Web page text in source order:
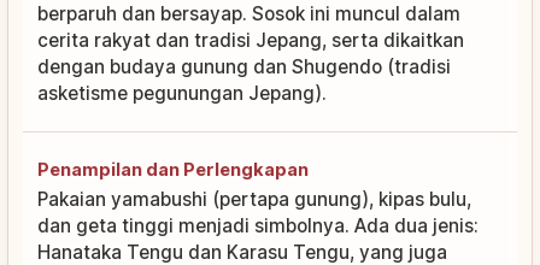
berparuh dan bersayap. Sosok ini muncul dalam
cerita rakyat dan tradisi Jepang, serta dikaitkan
dengan budaya gunung dan Shugendo (tradisi
asketisme pegunungan Jepang).
Penampilan dan Perlengkapan
Pakaian yamabushi (pertapa gunung), kipas bulu,
dan geta tinggi menjadi simbolnya. Ada dua jenis:
Hanataka Tengu dan Karasu Tengu, yang juga